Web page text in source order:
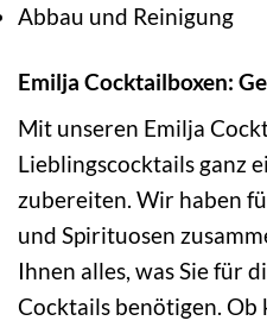
Abbau und Reinigung
Emilja Cocktailboxen:
Mit unseren Emilja
Lieblingscocktails ganz
zubereiten. Wir haben
und Spirituosen
Ihnen alles, was Sie für
Cocktails benötigen. Ob